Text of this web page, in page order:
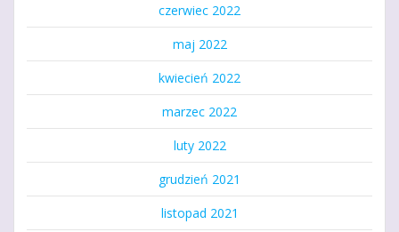
czerwiec 2022
maj 2022
kwiecień 2022
marzec 2022
luty 2022
grudzień 2021
listopad 2021